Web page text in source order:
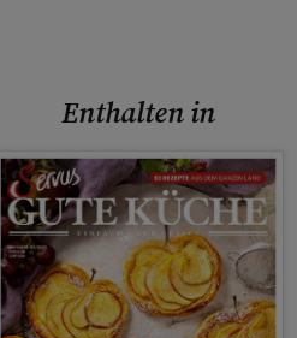
Enthalten in